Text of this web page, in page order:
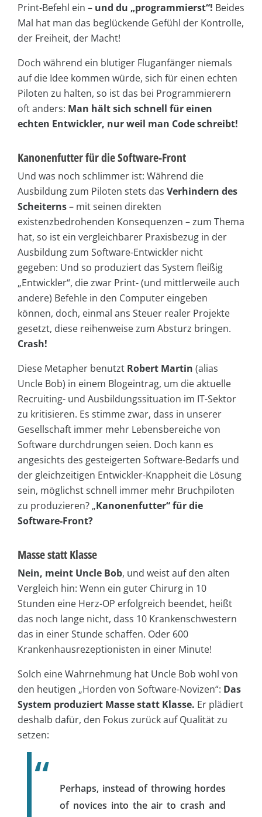
Print-Befehl ein – und du „programmierst“! Beides
Mal hat man das beglückende Gefühl der Kontrolle,
der Freiheit, der Macht!
Doch während ein blutiger Fluganfänger niemals
auf die Idee kommen würde, sich für einen echten
Piloten zu halten, so ist das bei Programmierern
oft anders: Man hält sich schnell für einen
echten Entwickler, nur weil man Code schreibt!
Kanonenfutter für die Software-Front
Und was noch schlimmer ist: Während die
Ausbildung zum Piloten stets das Verhindern des
Scheiterns– mit seinen direkten
existenzbedrohenden Konsequenzen – zum Thema
hat, so ist ein vergleichbarer Praxisbezug in der
Ausbildung zum Software-Entwickler nicht
gegeben: Und so produziert das System fleißig
„Entwickler“, die zwar Print- (und mittlerweile auch
andere) Befehle in den Computer eingeben
können, doch, einmal ans Steuer realer Projekte
gesetzt, diese reihenweise zum Absturz bringen.
Crash!
Diese Metapher benutzt Robert Martin (alias
Uncle Bob) in einem Blogeintrag, um die aktuelle
Recruiting- und Ausbildungssituation im IT-Sektor
zu kritisieren. Es stimme zwar, dass in unserer
Gesellschaft immer mehr Lebensbereiche von
Software durchdrungen seien. Doch kann es
angesichts des gesteigerten Software-Bedarfs und
der gleichzeitigen Entwickler-Knappheit die Lösung
sein, möglichst schnell immer mehr Bruchpiloten
zu produzieren? „Kanonenfutter“ für die
Software-Front?
Masse statt Klasse
Nein, meint Uncle Bob, und weist auf den alten
Vergleich hin: Wenn ein guter Chirurg in 10
Stunden eine Herz-OP erfolgreich beendet, heißt
das noch lange nicht, dass 10 Krankenschwestern
das in einer Stunde schaffen. Oder 600
Krankenhausrezeptionisten in einer Minute!
Solch eine Wahrnehmung hat Uncle Bob wohl von
den heutigen „Horden von Software-Novizen“: Das
System produziert Masse statt Klasse. Er plädiert
deshalb dafür, den Fokus zurück auf Qualität zu
setzen:
Perhaps, instead of throwing hordes
of novices into the air to crash and